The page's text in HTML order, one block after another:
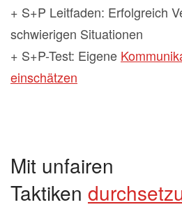
+ S+P Leitfaden: Erfolgreich
schwierigen Situationen
+ S+P-Test: Eigene
einschätzen
Mit unfairen
Taktiken